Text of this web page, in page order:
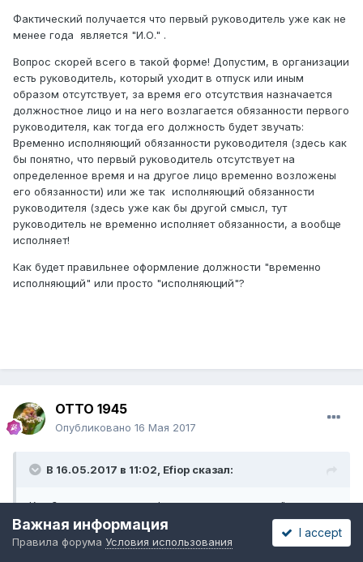
Фактический получается что первый руководитель уже как не
менее года является "И.О." .
Вопрос скорей всего в такой форме! Допустим, в организации
есть руководитель, который уходит в отпуск или иным
образом отсутствует, за время его отсутствия назначается
должностное лицо и на него возлагается обязанности первого
руководителя, как тогда его должность будет звучать:
Временно исполняющий обязанности руководителя (здесь как
бы понятно, что первый руководитель отсутствует на
определенное время и на другое лицо временно возложены
его обязанности) или же так исполняющий обязанности
руководителя (здесь уже как бы другой смысл, тут
руководитель не временно исполняет обязанности, а вообще
исполняет!
Как будет правильнее оформление должности "временно
исполняющий" или просто "исполняющий"?
ОТТО 1945
Опубликовано 16 Мая 2017
В 16.05.2017 в 11:02, Efiop сказал:
Как будет правильнее оформление должности "временно
исполняющий" или просто "исполняющий"?
Важная информация
Правила форума Условия использования
I accept